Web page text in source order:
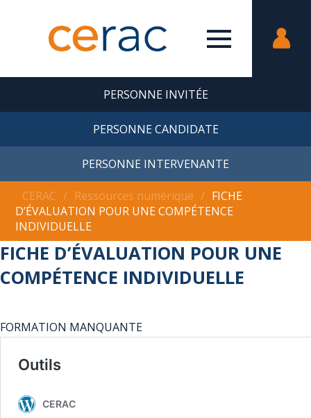
PERSONNE INVITÉE
PERSONNE CANDIDATE
PERSONNE INTERVENANTE
CERAC ∕ Ressources numérique ∕ FICHE
D’ÉVALUATION POUR UNE COMPÉTENCE
INDIVIDUELLE
FICHE D’ÉVALUATION POUR UNE
COMPÉTENCE INDIVIDUELLE
FORMATION MANQUANTE